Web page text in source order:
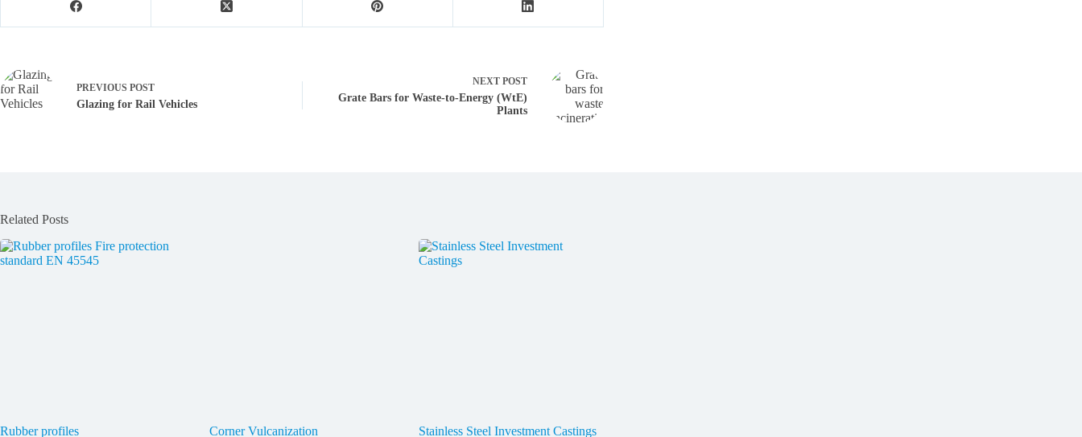
PREVIOUS POST
Glazing for Rail Vehicles
NEXT POST
Grate Bars for Waste-to-Energy (WtE)
Plants
Related Posts
Rubber profiles Corner Vulcanization Stainless Steel Investment Castings